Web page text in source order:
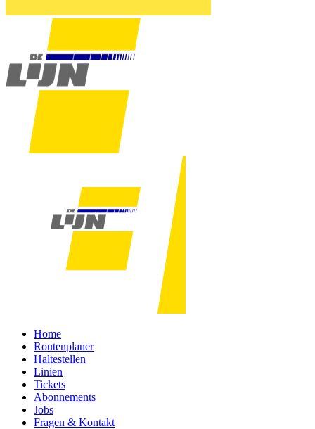
Home
Routenplaner
Haltestellen
Linien
Tickets
Abonnements
Jobs
Fragen & Kontakt